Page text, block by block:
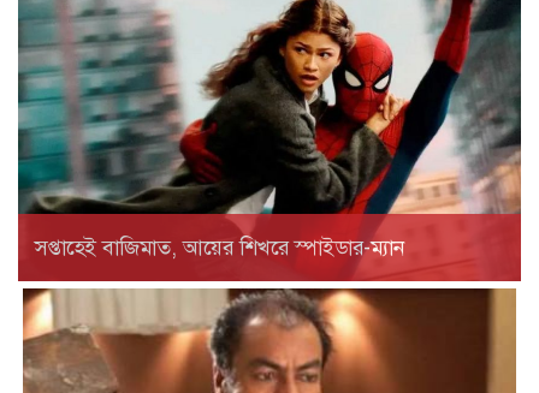
সপ্তাহেই বাজিমাত, আয়ের শিখরে স্পাইডার-ম্যান